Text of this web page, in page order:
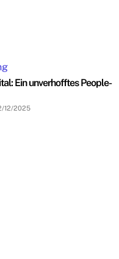
Ein unverhofftes People-
12/2025